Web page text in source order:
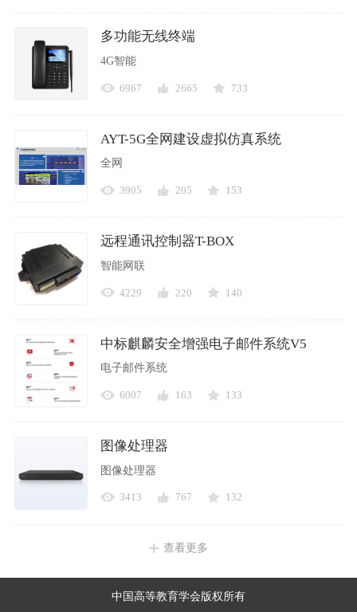
多功能无线终端
4G智能
6967 2665 733
AYT-5G全网建设虚拟仿真系统
全网
3905 205 153
远程通讯控制器T-BOX
智能网联
4229 220 140
中标麒麟安全增强电子邮件系统V5
电子邮件系统
6007 163 133
图像处理器
图像处理器
3413 767 132
查看更多
中国高等教育学会版权所有